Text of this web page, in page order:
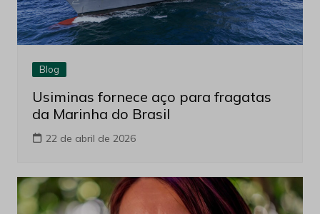
Blog
Usiminas fornece aço para fragatas
da Marinha do Brasil
22 de abril de 2026